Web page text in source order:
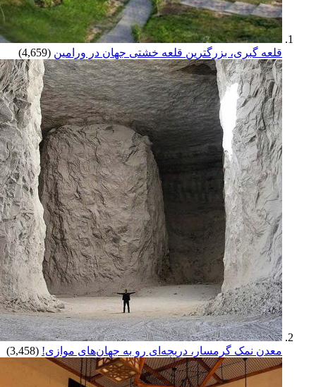
قلعه گبری، بزرگترین قلعه خشتی جهان در ورامین (4,659)
معدن نمک گرمسار، دریچه‌ای رو به جهان‌های موازی! (3,458)